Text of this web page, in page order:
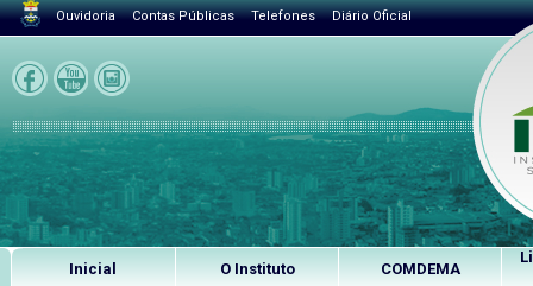
Ouvidoria Contas Públicas Telefones Diário Oficial
Inicial O Instituto COMDEMA